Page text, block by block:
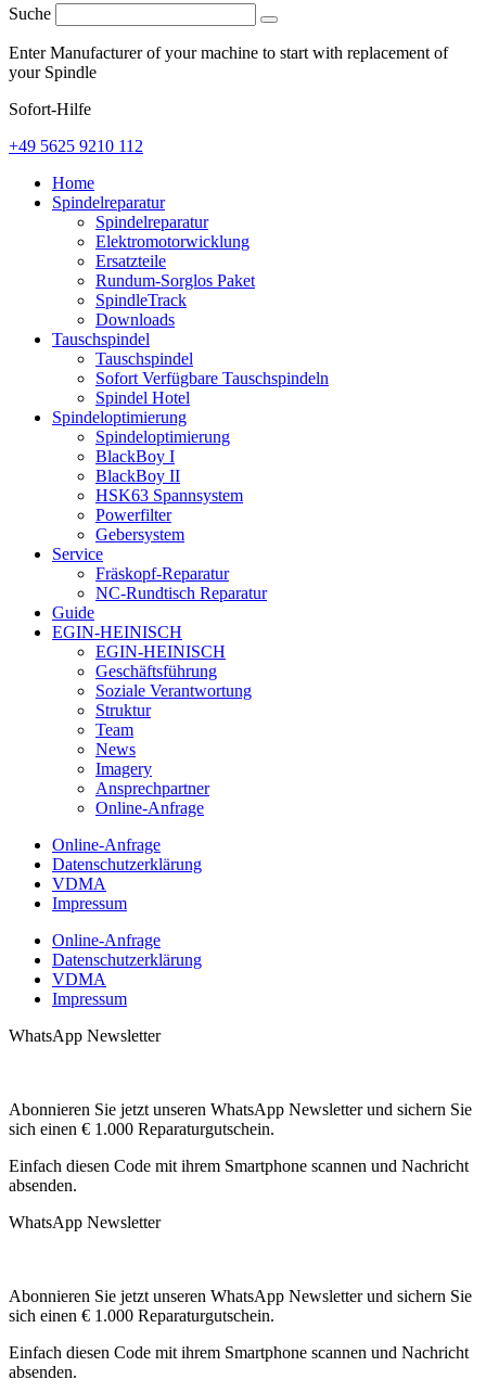
Suche
Enter Manufacturer of your machine to start with replacement of
your Spindle
Sofort-Hilfe
+49 5625 9210 112
Home
Spindelreparatur
Spindelreparatur
Elektromotorwicklung
Ersatzteile
Rundum-Sorglos Paket
SpindleTrack
Downloads
Tauschspindel
Tauschspindel
Sofort Verfügbare Tauschspindeln
Spindel Hotel
Spindeloptimierung
Spindeloptimierung
BlackBoy I
BlackBoy II
HSK63 Spannsystem
Powerfilter
Gebersystem
Service
Fräskopf-Reparatur
NC-Rundtisch Reparatur
Guide
EGIN-HEINISCH
EGIN-HEINISCH
Geschäftsführung
Soziale Verantwortung
Struktur
Team
News
Imagery
Ansprechpartner
Online-Anfrage
Online-Anfrage
Datenschutzerklärung
VDMA
Impressum
Online-Anfrage
Datenschutzerklärung
VDMA
Impressum
WhatsApp Newsletter
Abonnieren Sie jetzt unseren WhatsApp Newsletter und sichern Sie
sich einen € 1.000 Reparaturgutschein.
Einfach diesen Code mit ihrem Smartphone scannen und Nachricht
absenden.
WhatsApp Newsletter
Abonnieren Sie jetzt unseren WhatsApp Newsletter und sichern Sie
sich einen € 1.000 Reparaturgutschein.
Einfach diesen Code mit ihrem Smartphone scannen und Nachricht
absenden.